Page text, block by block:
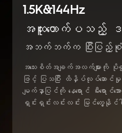
1.5K&144Hz
အထူးတောက်ပသည့်
အဘက်ဘက်က ပြီးပြည့်
အသေးစိတ်အချက်အလက်များကို
ဖြင့် ပြသပြီး ထိနှိပ်လုပ်ဆောင်မှုကို
မျက်နှာပြင်ကို နေရောင် မီးရော
ရှင်းရှင်းလင်းလင်း မြင်တွေ့နို